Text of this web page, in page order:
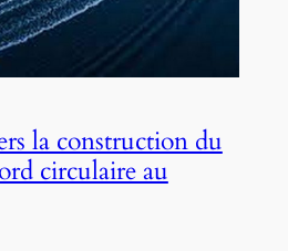
la construction du
circulaire au